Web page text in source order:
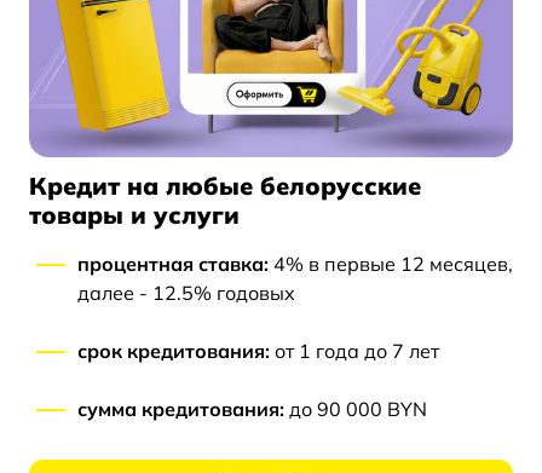
Кредит на любые белорусские
товары и услуги
процентная ставка: 4% в первые 12 месяцев,
далее - 12.5% годовых
срок кредитования: от 1 года до 7 лет
сумма кредитования: до 90 000 BYN